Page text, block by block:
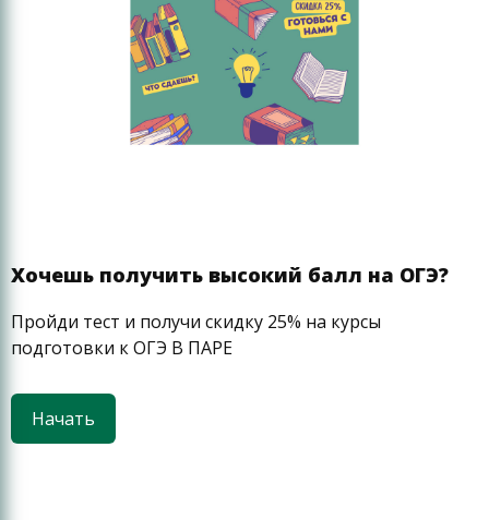
Хочешь получить высокий балл на ОГЭ?
Пройди тест и получи скидку 25% на курсы
подготовки к ОГЭ В ПАРЕ
Начать